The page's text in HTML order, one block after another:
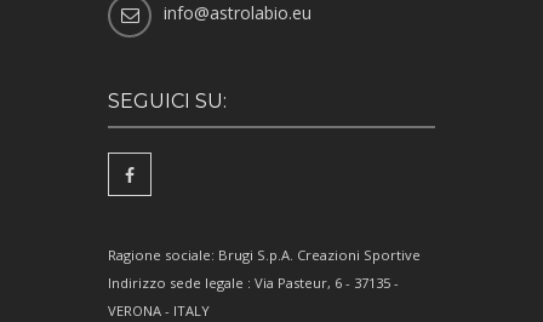
info@astrolabio.eu
SEGUICI SU:
Ragione sociale: Brugi S.p.A. Creazioni Sportive
Indirizzo sede legale : Via Pasteur, 6 - 37135 -
VERONA - ITALY